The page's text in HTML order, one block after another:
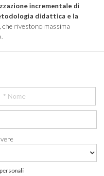
incrementale di
didattica e la
, che rivestono massima